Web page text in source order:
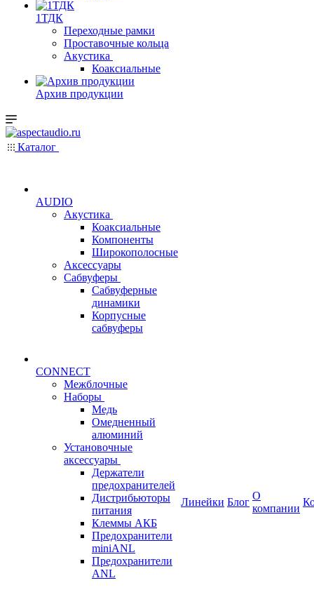
1ТДК
Переходные рамки
Проставочные кольца
Акустика
Коаксиальные
Архив продукции
Каталог
AUDIO
Акустика
Коаксиальные
Компоненты
Широкополосные
Аксессуары
Сабвуферы
Сабвуферные
динамики
Корпусные
сабвуферы
CONNECT
Межблочные
Наборы
Медь
Омедненный
алюминий
Установочные
аксессуары
Держатели
предохранителей
Дистрибьюторы
питания
Клеммы АКБ
Предохранители
miniANL
Предохранители
ANL
Линейки Блог
О
компании